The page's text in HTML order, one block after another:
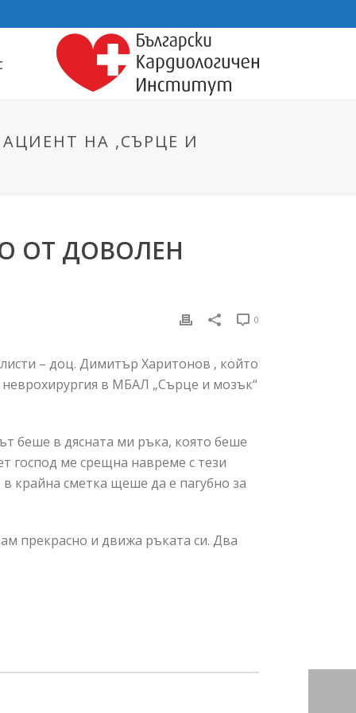
НА ,СЪРЦЕ И
ОТ ДОВОЛЕН
0
– доц. Димитър Харитонов , който
в МБАЛ „Сърце и мозък“
беше в дясната ми ръка, която беше
господ ме срещна навреме с тези
крайна сметка щеше да е пагубно за
прекрасно и движа ръката си. Два